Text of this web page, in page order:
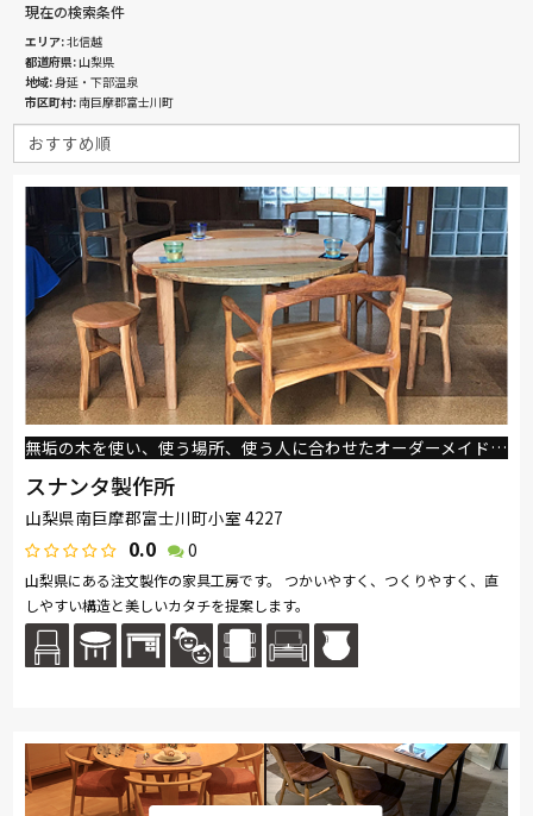
現在の検索条件
エリア 北信越
都道府県 山梨県
地域 身延・下部温泉
市区町村 南巨摩郡富士川町
無垢の木を使い、使う場所、使う人に合わせたオーダーメイド。製作にお時間は頂戴しますが、じっくり相談しながらいい家具をつくりましょう。
スナンタ製作所
山梨県南巨摩郡富士川町小室 4227
0.0 0
山梨県にある注文製作の家具工房です。 つかいやすく、つくりやすく、直
しやすい構造と美しいカタチを提案します。